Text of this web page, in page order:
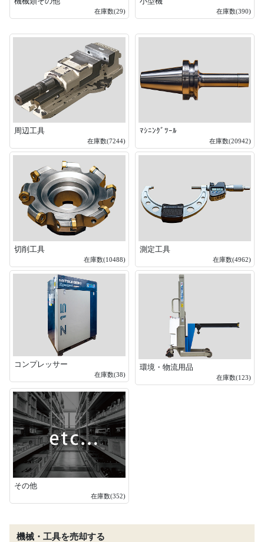
在庫数(29) 在庫数(390)
周辺工具
在庫数(7244)
ﾏｼﾆﾝｸﾞﾂｰﾙ
在庫数(20942)
切削工具
在庫数(10488)
測定工具
在庫数(4962)
コンプレッサー
在庫数(38)
環境・物流用品
在庫数(123)
その他
在庫数(352)
機械・工具を売却する